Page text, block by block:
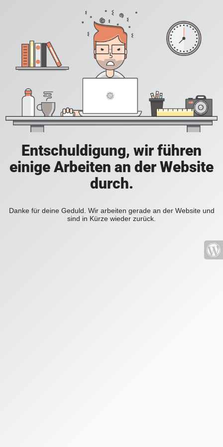
Entschuldigung, wir führen
einige Arbeiten an der Website
durch.
Danke für deine Geduld. Wir arbeiten gerade an der Website und
sind in Kürze wieder zurück.